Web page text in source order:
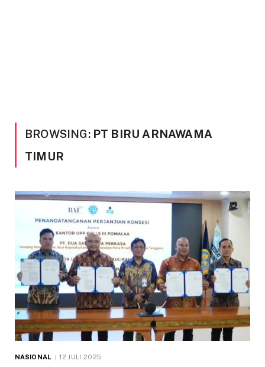
BROWSING: PT BIRU ARNAWAMA
TIMUR
NASIONAL 12 JULI 2025